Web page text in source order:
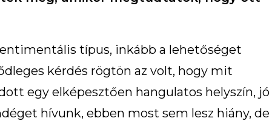
típus, inkább a lehetőséget
kérdés rögtön az volt, hogy mit
egy elképesztően hangulatos helyszín, jó
hívunk, ebben most sem lesz hiány, de